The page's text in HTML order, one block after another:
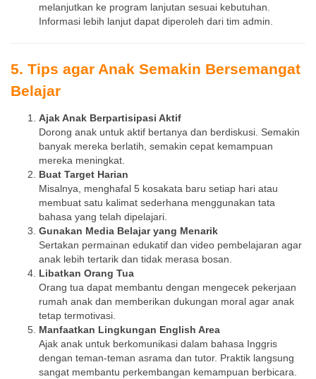
melanjutkan ke program lanjutan sesuai kebutuhan.
Informasi lebih lanjut dapat diperoleh dari tim admin.
5. Tips agar Anak Semakin Bersemangat
Belajar
Ajak Anak Berpartisipasi Aktif
Dorong anak untuk aktif bertanya dan berdiskusi. Semakin
banyak mereka berlatih, semakin cepat kemampuan
mereka meningkat.
Buat Target Harian
Misalnya, menghafal 5 kosakata baru setiap hari atau
membuat satu kalimat sederhana menggunakan tata
bahasa yang telah dipelajari.
Gunakan Media Belajar yang Menarik
Sertakan permainan edukatif dan video pembelajaran agar
anak lebih tertarik dan tidak merasa bosan.
Libatkan Orang Tua
Orang tua dapat membantu dengan mengecek pekerjaan
rumah anak dan memberikan dukungan moral agar anak
tetap termotivasi.
Manfaatkan Lingkungan English Area
Ajak anak untuk berkomunikasi dalam bahasa Inggris
dengan teman-teman asrama dan tutor. Praktik langsung
sangat membantu perkembangan kemampuan berbicara.